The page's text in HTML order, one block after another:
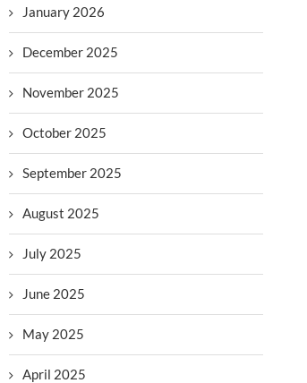
January 2026
December 2025
November 2025
October 2025
September 2025
August 2025
July 2025
June 2025
May 2025
April 2025